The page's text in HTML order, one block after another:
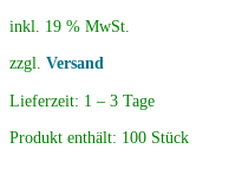
inkl. 19 % MwSt.
zzgl. Versand
Lieferzeit: 1 – 3 Tage
Produkt enthält: 100 Stück